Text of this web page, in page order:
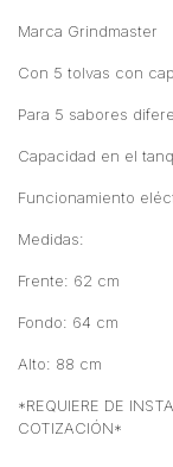
Marca Grindmaster
Con 5 tolvas con
Para 5 sabores
Capacidad en el
Funcionamiento
Medidas:
Frente: 62 cm
Fondo: 64 cm
Alto: 88 cm
*REQUIERE DE
COTIZACIÓN*